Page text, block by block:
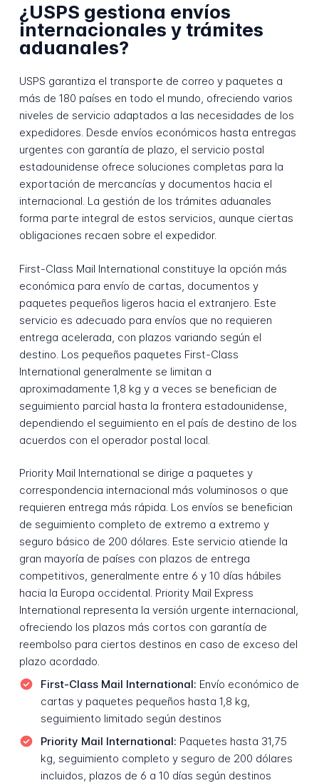
¿USPS gestiona envíos
internacionales y trámites
aduanales?
USPS garantiza el transporte de correo y paquetes a
más de 180 países en todo el mundo, ofreciendo varios
niveles de servicio adaptados a las necesidades de los
expedidores. Desde envíos económicos hasta entregas
urgentes con garantía de plazo, el servicio postal
estadounidense ofrece soluciones completas para la
exportación de mercancías y documentos hacia el
internacional. La gestión de los trámites aduanales
forma parte integral de estos servicios, aunque ciertas
obligaciones recaen sobre el expedidor.
First-Class Mail International constituye la opción más
económica para envío de cartas, documentos y
paquetes pequeños ligeros hacia el extranjero. Este
servicio es adecuado para envíos que no requieren
entrega acelerada, con plazos variando según el
destino. Los pequeños paquetes First-Class
International generalmente se limitan a
aproximadamente 1,8 kg y a veces se benefician de
seguimiento parcial hasta la frontera estadounidense,
dependiendo el seguimiento en el país de destino de los
acuerdos con el operador postal local.
Priority Mail International se dirige a paquetes y
correspondencia internacional más voluminosos o que
requieren entrega más rápida. Los envíos se benefician
de seguimiento completo de extremo a extremo y
seguro básico de 200 dólares. Este servicio atiende la
gran mayoría de países con plazos de entrega
competitivos, generalmente entre 6 y 10 días hábiles
hacia la Europa occidental. Priority Mail Express
International representa la versión urgente internacional,
ofreciendo los plazos más cortos con garantía de
reembolso para ciertos destinos en caso de exceso del
plazo acordado.
First-Class Mail International: Envío económico de
cartas y paquetes pequeños hasta 1,8 kg,
seguimiento limitado según destinos
Priority Mail International: Paquetes hasta 31,75
kg, seguimiento completo y seguro de 200 dólares
incluidos, plazos de 6 a 10 días según destinos